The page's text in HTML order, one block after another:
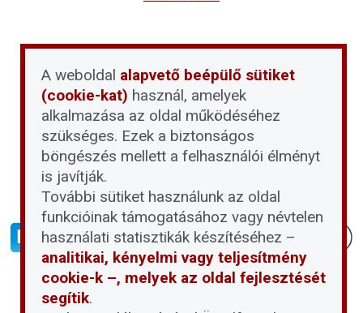
A weboldal alapvető beépülő sütiket
(cookie-kat) használ, amelyek
alkalmazása az oldal működéséhez
szükséges. Ezek a biztonságos
böngészés mellett a felhasználói élményt
is javítják.
További sütiket használunk az oldal
funkcióinak támogatásához vagy névtelen
használati statisztikák készítéséhez –
analitikai, kényelmi vagy teljesítmény
cookie-k –, melyek az oldal fejlesztését
segítik.